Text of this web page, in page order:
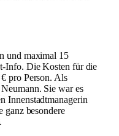
und maximal 15
Info. Die Kosten für die
pro Person. Als
Sie war es
Innenstadtmanagerin
ganz besondere